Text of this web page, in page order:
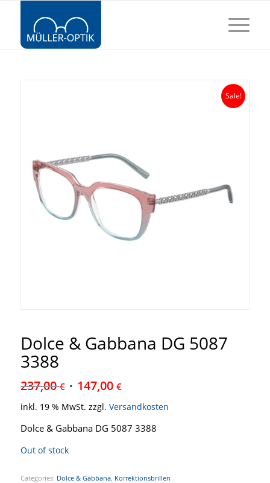
Sale!
Dolce & Gabbana DG 5087
3388
237,00€ 147,00 €
inkl. 19 % MwSt. zzgl. Versandkosten
Dolce & Gabbana DG 5087 3388
Out of stock
Categories: Dolce & Gabbana, Korrektionsbrillen